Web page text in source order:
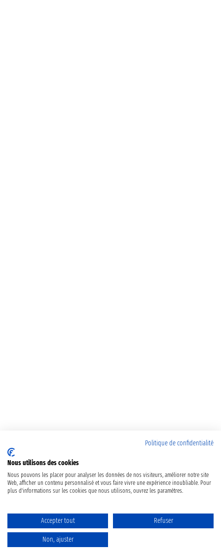
Politique de confidentialité
Nous utilisons des cookies
Nous pouvons les placer pour analyser les données de nos visiteurs, améliorer notre site
Web, afficher un contenu personnalisé et vous faire vivre une expérience inoubliable. Pour
plus d'informations sur les cookies que nous utilisons, ouvrez les paramètres.
Accepter tout Refuser
Non, ajuster